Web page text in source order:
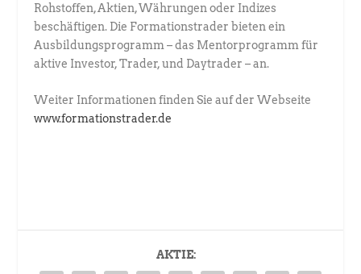
Rohstoffen, Aktien, Währungen oder Indizes
beschäftigen. Die Formationstrader bieten ein
Ausbildungsprogramm – das Mentorprogramm für
aktive Investor, Trader, und Daytrader – an.
Weiter Informationen finden Sie auf der Webseite
www.formationstrader.de
AKTIE: